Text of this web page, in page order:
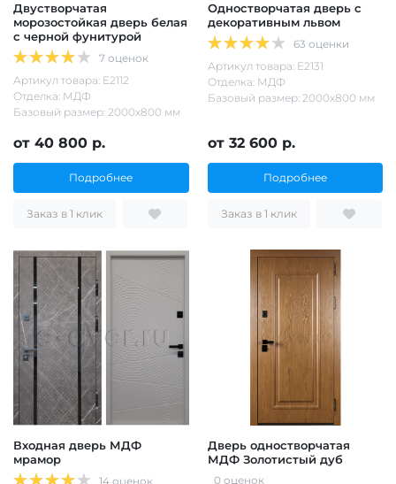
Двустворчатая
морозостойкая дверь белая
с черной фунитурой
7 оценок
Артикул товара: Е2112
Отделка: МДФ
Базовый размер: 2000х800 мм
от 40 800 р.
Подробнее
Заказ в 1 клик
Одностворчатая дверь с
декоративным львом
63 оценки
Артикул товара: Е2131
Отделка: МДФ
Базовый размер: 2000х800 мм
от 32 600 р.
Подробнее
Заказ в 1 клик
Входная дверь МДФ
мрамор
14 оценок
Дверь одностворчатая
МДФ Золотистый дуб
0 оценок